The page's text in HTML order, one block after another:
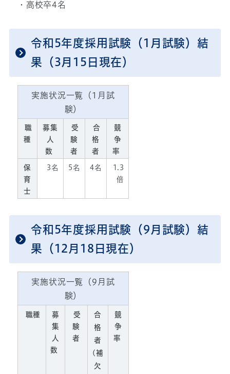
・高校卒4名
令和5年度採用試験（1月試験）結
果（3月15日現在）
実施状況一覧（1月試
験）
職
種
募集
人
数
受
験
者
合
格
者
競
争
率
保
育
士
3名 5名 4名
1.3
倍
令和5年度採用試験（9月試験）結
果（12月18日現在）
実施状況一覧（9月試
験）
職種
募
集
人
数
受
験
者
合
格
者
(補
欠
競
争
率